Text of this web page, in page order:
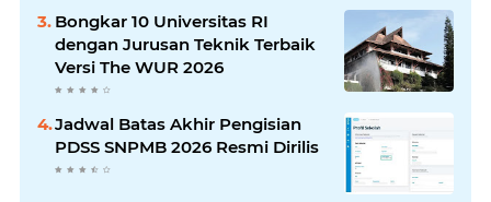
Bongkar 10 Universitas RI
dengan Jurusan Teknik Terbaik
Versi The WUR 2026
Jadwal Batas Akhir Pengisian
PDSS SNPMB 2026 Resmi Dirilis